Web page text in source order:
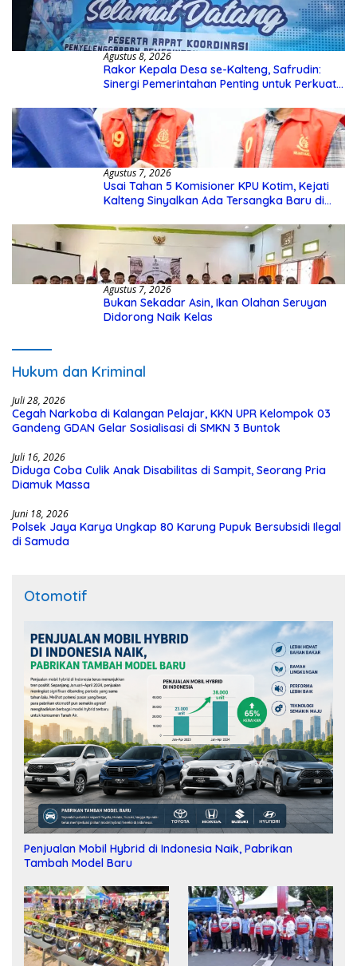
Agustus 8, 2026
Rakor Kepala Desa se-Kalteng, Safrudin:
Sinergi Pemerintahan Penting untuk Perkuat
Agustus 7, 2026
Usai Tahan 5 Komisioner KPU Kotim, Kejati
Kalteng Sinyalkan Ada Tersangka Baru di
Agustus 7, 2026
Bukan Sekadar Asin, Ikan Olahan Seruyan
Didorong Naik Kelas
Hukum dan Kriminal
Juli 28, 2026
Cegah Narkoba di Kalangan Pelajar, KKN UPR Kelompok 03
Gandeng GDAN Gelar Sosialisasi di SMKN 3 Buntok
Juli 16, 2026
Diduga Coba Culik Anak Disabilitas di Sampit, Seorang Pria
Diamuk Massa
Juni 18, 2026
Polsek Jaya Karya Ungkap 80 Karung Pupuk Bersubsidi Ilegal
di Samuda
Otomotif
Penjualan Mobil Hybrid di Indonesia Naik, Pabrikan
Tambah Model Baru